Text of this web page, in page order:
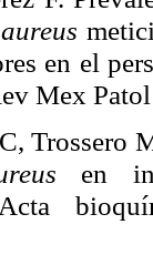
en el
Mex
Trossero
en
Acta